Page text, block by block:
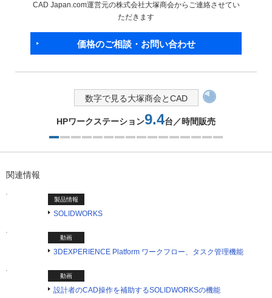
CAD Japan.com運営元の株式会社大塚商会からご連絡させてい
ただきます
価格のご相談・お問い合わせ
数字で見る大塚商会とCAD
HPワークステーション9.4台／時間販売
関連情報
製品情報
SOLIDWORKS
動画
3DEXPERIENCE Platform ワークフロー、タスク管理機能
動画
設計者のCAD操作を補助するSOLIDWORKSの機能